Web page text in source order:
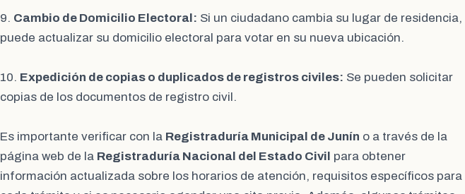
9. Cambio de Domicilio Electoral: Si un ciudadano cambia su lugar de residencia,
puede actualizar su domicilio electoral para votar en su nueva ubicación.
10. Expedición de copias o duplicados de registros civiles: Se pueden solicitar
copias de los documentos de registro civil.
Es importante verificar con la Registraduría Municipal de Junín o a través de la
página web de la Registraduría Nacional del Estado Civil para obtener
información actualizada sobre los horarios de atención, requisitos específicos para